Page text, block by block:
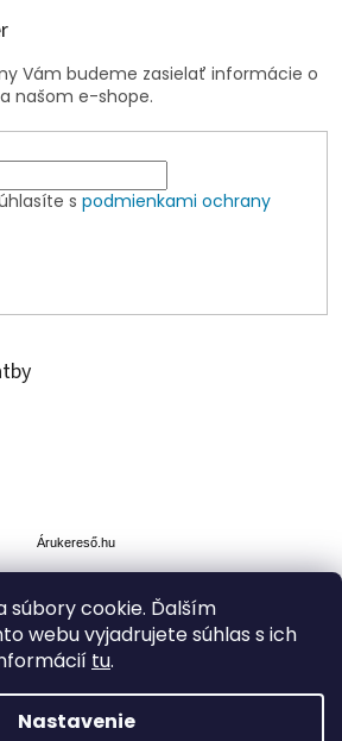
súbory cookie. Ďalším
webu vyjadrujete súhlas s ich
tu.
Nastavenie
Vám budeme zasielať informácie o
našom e-shope.
s podmienkami ochrany
k
r
e
s
Árukereső.hu
Vytvoril Shoptet